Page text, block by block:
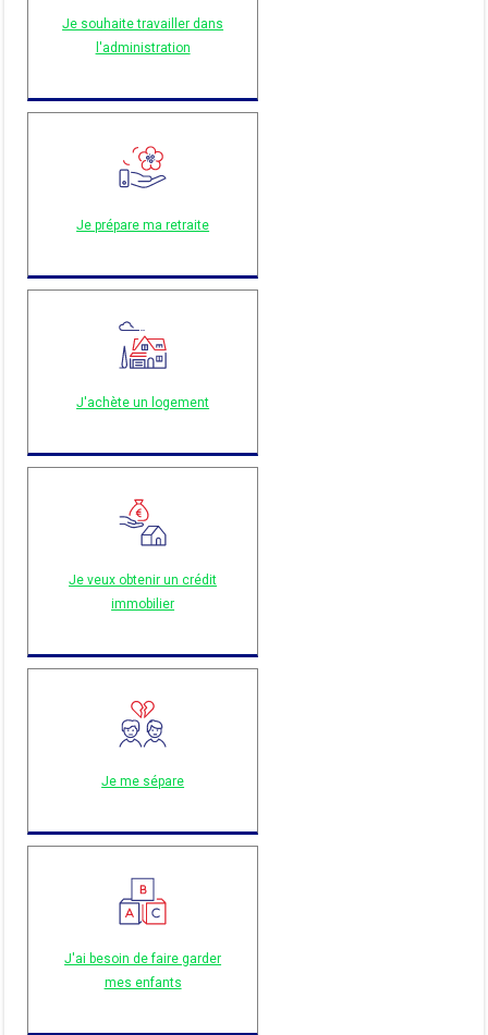
Je souhaite travailler dans
l'administration
Je prépare ma retraite
J'achète un logement
Je veux obtenir un crédit
immobilier
Je me sépare
J'ai besoin de faire garder
mes enfants